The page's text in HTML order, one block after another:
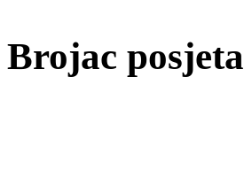
Brojac posjeta